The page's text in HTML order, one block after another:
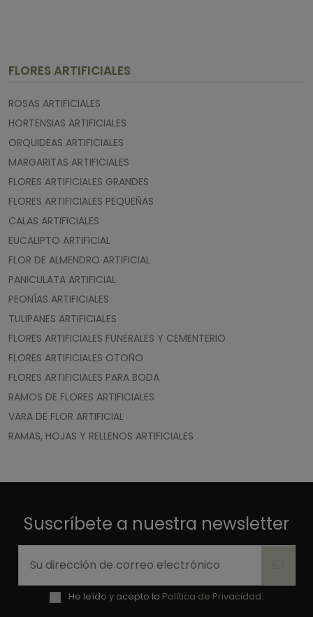
FLORES ARTIFICIALES
ROSAS ARTIFICIALES
HORTENSIAS ARTIFICIALES
ORQUIDEAS ARTIFICIALES
MARGARITAS ARTIFICIALES
FLORES ARTIFICIALES GRANDES
FLORES ARTIFICIALES PEQUEÑAS
CALAS ARTIFICIALES
EUCALIPTO ARTIFICIAL
FLOR DE ALMENDRO ARTIFICIAL
PANICULATA ARTIFICIAL
PEONÍAS ARTIFICIALES
TULIPANES ARTIFICIALES
FLORES ARTIFICIALES FUNERALES Y CEMENTERIO
FLORES ARTIFICIALES OTOÑO
FLORES ARTIFICIALES PARA BODA
RAMOS DE FLORES ARTIFICIALES
VARA DE FLOR ARTIFICIAL
RAMAS, HOJAS Y RELLENOS ARTIFICIALES
Suscríbete a nuestra newsletter
He leído y acepto la Política de Privacidad.